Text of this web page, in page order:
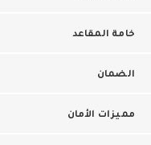
خامة المقاعد
الضمان
مميزات الأمان